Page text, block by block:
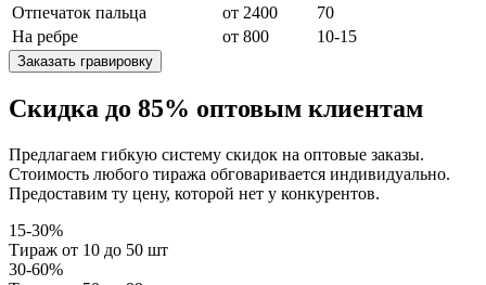
Отпечаток пальца
от 2400
70
На ребре
от 800 10-15
Заказать гравировку
Скидка до 85% оптовым клиентам
Предлагаем гибкую систему скидок на оптовые заказы.
Стоимость любого тиража обговаривается индивидуально.
Предоставим ту цену, которой нет у конкурентов.
15-30%
Тираж от 10 до 50 шт
30-60%